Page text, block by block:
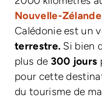
Nouvelle-Zélande
Calédonie est un
terrestre. Si bien
plus de 300 jours
pour cette
du tourisme de